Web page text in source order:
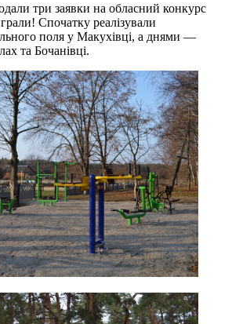
три заявки на обласний конкурс
Спочатку реалізували
поля у Макухівці, а днями —
та Бочанівці.